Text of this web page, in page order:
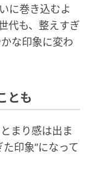
に巻き込むよ
代も、整えすぎ
な印象に変わ
とも
まり感は出ま
印象”になって